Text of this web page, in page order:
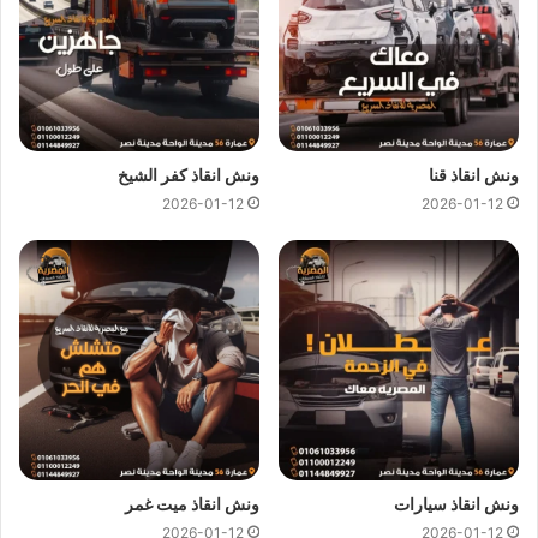
الاسماعيلية وجميع المحافظات.
اهم ما يميزنا !
سرعة وصولونش انقاذ السياراتاليموقعك
في الاسماعيلية
خلال 10 دقائق بحد اقصي.
انقاذ سياراتباقل سعر بخصم يصل الي
يمكنك الاتصال بنا او ارسال موقعك علي
إلى فريق
خدمة العملاء ليتم ربطك بـ
اقرب ونش انقاذ سياراتبالقرب
من موقعك.
اسعار ونش انقاذالمصرية هي اقل اسعار لاننا نمتلك اكثر من 300
ونش انقاذفي الاسماعيلية و المناطق المجاورة لذلك اوناشنا دائما
قريبة منك وخدماتنا باعلي جودة و اقل سعر فنحن نسعي دائما لرضا
عملائنا لانك انت وسيارتك على راس اولوياتنا ومهمتنا ان نجعلك دائما
في امان تام علي الطريق.
ونش انقاذ قنا
2026-01-12
ونش انقاذ كفر الشيخ
2026-01-12
ونش انقاذ سيارات
2026-01-12
ونش انقاذ ميت غمر
2026-01-12